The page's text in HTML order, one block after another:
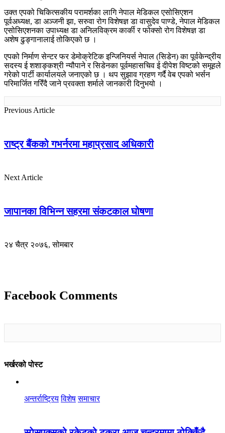
उक्त एपको चिकित्सकीय परामर्शका लागि नेपाल मेडिकल एसोसिएशन
पूर्वअध्यक्ष, डा अञ्जनी झा, सरुवा रोग विशेषज्ञ डा वासुदेव पाण्डे, नेपाल मेडिकल
एसोसिएशनका उपाध्यक्ष डा अनिलविक्रम कार्की र फोक्सो रोग विशेषज्ञ डा
अशेष ढुङ्गानालाई तोकिएको छ ।
एपको निर्माण सेन्टर फर डेमोक्रेटिक इन्जिनियर्स नेपाल (सिडेन) का पूर्वकेन्द्रीय
सदस्य ई शशाङ्कश्री न्यौपाने र सिडेनका पूर्वमहासचिव ई दीपेश विष्टको समूहले
गरेको पार्टी कार्यालयले जनाएको छ । थप सुझाव ग्रहण गर्दै वेब एपको भर्सन
परिमार्जित गरिँदै जाने प्रवक्ता शर्माले जानकारी दिनुभयो ।
Previous Article
राष्ट्र बैंकको गभर्नरमा महाप्रसाद अधिकारी
Next Article
जापानका विभिन्न सहरमा संकटकाल घोषणा
२४ चैत्र २०७६, सोमबार
Facebook Comments
भर्खरको पोस्ट
अन्तर्राष्ट्रिय विशेष समाचार